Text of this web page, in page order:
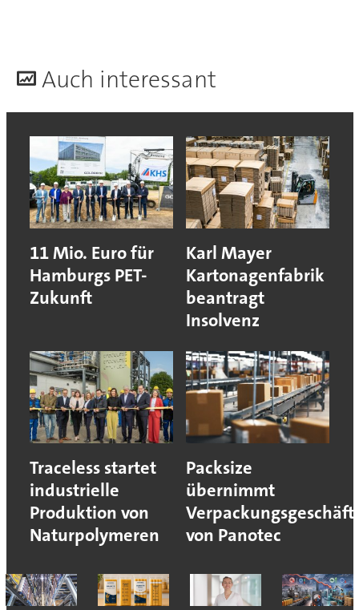
Auch interessant
11 Mio. Euro für
Hamburgs PET-
Zukunft
Karl Mayer
Kartonagenfabrik
beantragt
Insolvenz
Traceless startet
industrielle
Produktion von
Naturpolymeren
Packsize
übernimmt
Verpackungsgeschäft
von Panotec